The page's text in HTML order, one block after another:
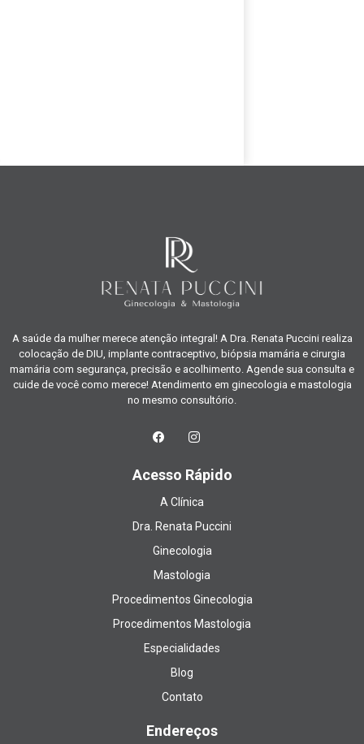
A saúde da mulher merece atenção integral! A Dra. Renata Puccini realiza
colocação de DIU, implante contraceptivo, biópsia mamária e cirurgia
mamária com segurança, precisão e acolhimento. Agende sua consulta e
cuide de você como merece! Atendimento em ginecologia e mastologia
no mesmo consultório.
Acesso Rápido
A Clínica
Dra. Renata Puccini
Ginecologia
Mastologia
Procedimentos Ginecologia
Procedimentos Mastologia
Especialidades
Blog
Contato
Endereços